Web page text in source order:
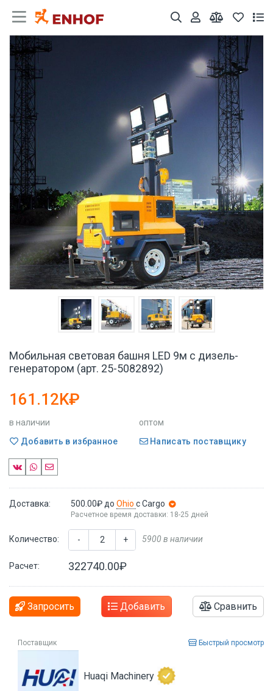
Мобильная световая башня LED 9м с дизель-
генератором (арт. 25-5082892)
161.12K₽
в наличии
оптом
Добавить в избранное
Написать поставщику
Доставка: 500.00₽ до Ohio с Cargo
Расчетное время доставки: 18-25 дней
Количество: - + 5900 в наличии
Расчет: 322740.00₽
Запросить Добавить Сравнить
Поставщик Быстрый просмотр
Huaqi Machinery